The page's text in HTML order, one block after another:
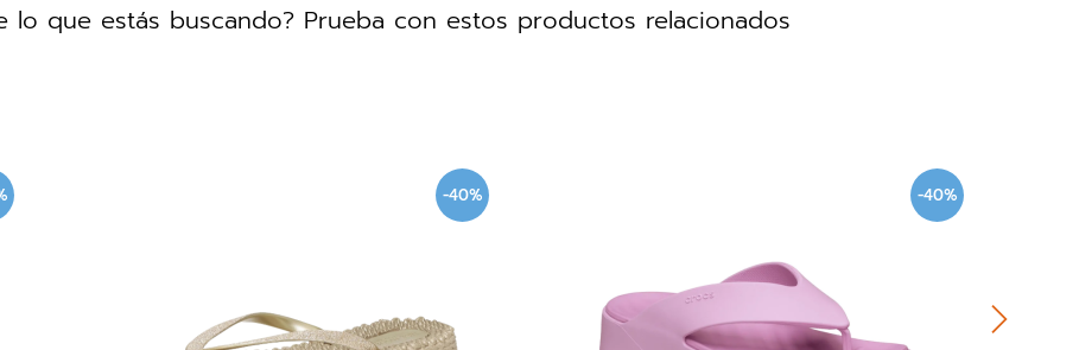
lo que estás buscando? Prueba con estos productos relacionados